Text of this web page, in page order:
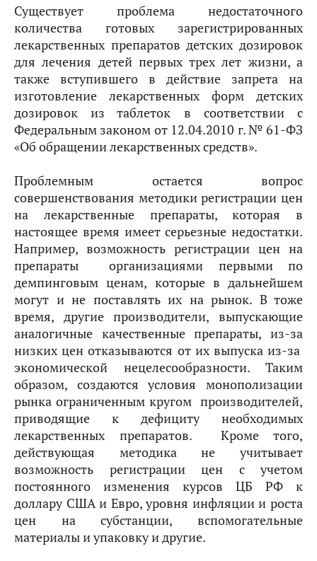
Существует проблема недостаточного
количества готовых зарегистрированных
лекарственных препаратов детских дозировок
для лечения детей первых трех лет жизни, а
также вступившего в действие запрета на
изготовление лекарственных форм детских
дозировок из таблеток в соответствии с
Федеральным законом от 12.04.2010 г. № 61-ФЗ
«Об обращении лекарственных средств».
Проблемным остается вопрос
совершенствования методики регистрации цен
на лекарственные препараты, которая в
настоящее время имеет серьезные недостатки.
Например, возможность регистрации цен на
препараты организациями первыми по
демпинговым ценам, которые в дальнейшем
могут и не поставлять их на рынок. В тоже
время, другие производители, выпускающие
аналогичные качественные препараты, из-за
низких цен отказываются от их выпуска из-за
экономической нецелесообразности. Таким
образом, создаются условия монополизации
рынка ограниченным кругом производителей,
приводящие к дефициту необходимых
лекарственных препаратов. Кроме того,
действующая методика не учитывает
возможность регистрации цен с учетом
постоянного изменения курсов ЦБ РФ к
доллару США и Евро, уровня инфляции и роста
цен на субстанции, вспомогательные
материалы и упаковку и другие.